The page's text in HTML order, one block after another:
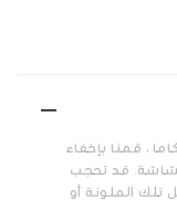
، قمنا بإخفاء
قد تحجب
تلك الملونة أو